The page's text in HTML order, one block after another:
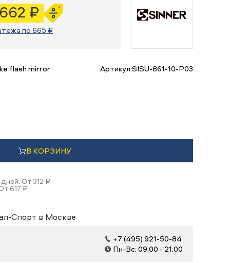
₽
по 665 ₽
flash mirror Артикул:SISU-861-10-P03
В КОРЗИНУ
От 312 ₽
617 ₽
Спорт в Москве
+7 (495) 921-50-84
Пн-Вс: 09:00 - 21:00